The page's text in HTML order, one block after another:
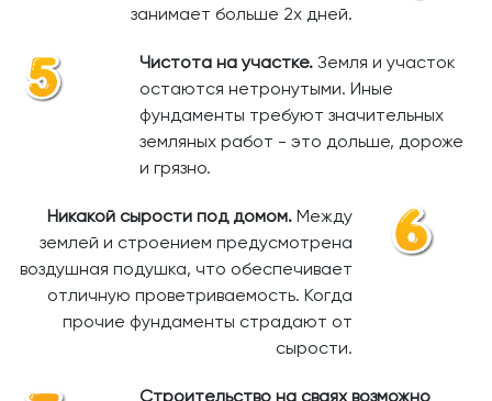
занимает больше 2х дней.
Чистота на участке. Земля и участок
остаются нетронутыми. Иные
фундаменты требуют значительных
земляных работ - это дольше, дороже
и грязно.
Никакой сырости под домом. Между
землей и строением предусмотрена
воздушная подушка, что обеспечивает
отличную проветриваемость. Когда
прочие фундаменты страдают от
сырости.
Строительство на сваях возможно